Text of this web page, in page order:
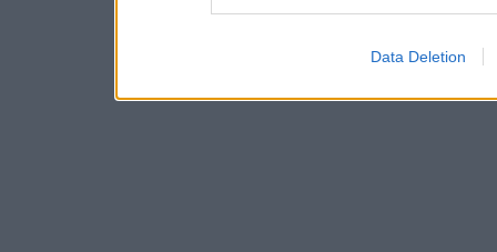
Data Deletion